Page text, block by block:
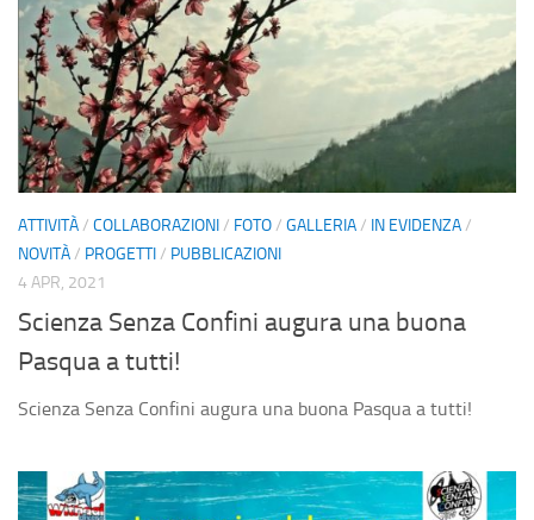
ATTIVITÀ/ COLLABORAZIONI/ FOTO/ GALLERIA/ IN EVIDENZA/
NOVITÀ/ PROGETTI/ PUBBLICAZIONI
4 APR, 2021
Scienza Senza Confini augura una buona
Pasqua a tutti!
Scienza Senza Confini augura una buona Pasqua a tutti!